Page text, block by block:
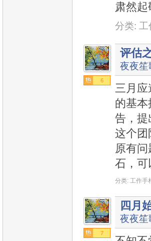
肃然起
分类: 工
6
评估
夜夜笙
三月应
的基
告，提
这个团
原有
石，可
分类: 工作手
7
四月
夜夜笙